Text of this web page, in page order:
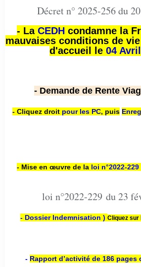
Décret n° 2025-256 du
- La CEDH condamne la
mauvaises conditions de
d'accueil le 04
- Demande de Rente
- Cliquez droit pour les PC, puis
- Mise en œuvre de la loi n°2022-229
loi n°2022-229 du 23
- Dossier Indemnisation ) Cliquez sur
- Rapport d’activité de 186 pages